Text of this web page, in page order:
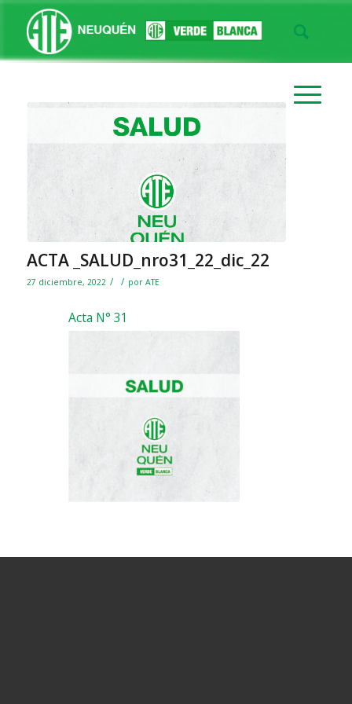
ACTA _SALUD_nro31_22_dic_22
27 diciembre, 2022 / / por ATE
Acta N° 31